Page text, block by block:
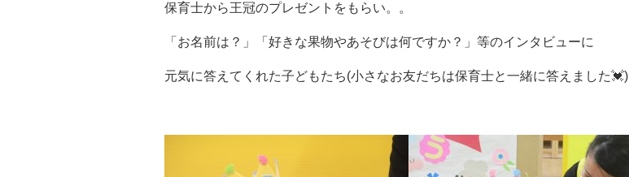
保育士から王冠のプレゼントをもらい。。
「お名前は？」「好きな果物やあそびは何ですか？」等のインタビューに
元気に答えてくれた子どもたち(小さなお友だちは保育士と一緒に答えました💓)